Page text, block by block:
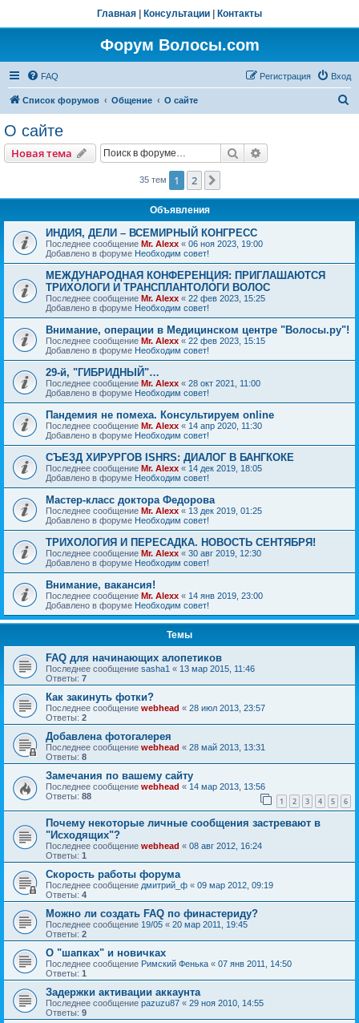
Главная Консультации Контакты
Форум Волосы.com
FAQ Вход
Регистрация
Список форумов Общение О сайте
О сайте
Новая тема Поиск
35 тем 1 2
Объявления
ИНДИЯ, ДЕЛИ – ВСЕМИРНЫЙ КОНГРЕСС
Последнее сообщение Mr. Alexx « 06 ноя 2023, 19:00
Добавлено в форуме Необходим совет!
МЕЖДУНАРОДНАЯ КОНФЕРЕНЦИЯ: ПРИГЛАШАЮТСЯ
ТРИХОЛОГИ И ТРАНСПЛАНТОЛОГИ ВОЛОС
Последнее сообщение Mr. Alexx « 22 фев 2023, 15:25
Добавлено в форуме Необходим совет!
Внимание, операции в Медицинском центре "Волосы.ру"!
Последнее сообщение Mr. Alexx « 22 фев 2023, 15:15
Добавлено в форуме Необходим совет!
29-й, "ГИБРИДНЫЙ"…
Последнее сообщение Mr. Alexx « 28 окт 2021, 11:00
Добавлено в форуме Необходим совет!
Пандемия не помеха. Консультируем online
Последнее сообщение Mr. Alexx « 14 апр 2020, 11:30
Добавлено в форуме Необходим совет!
СЪЕЗД ХИРУРГОВ ISHRS: ДИАЛОГ В БАНГКОКЕ
Последнее сообщение Mr. Alexx « 14 дек 2019, 18:05
Добавлено в форуме Необходим совет!
Мастер-класс доктора Федорова
Последнее сообщение Mr. Alexx « 13 дек 2019, 01:25
Добавлено в форуме Необходим совет!
ТРИХОЛОГИЯ И ПЕРЕСАДКА. НОВОСТЬ СЕНТЯБРЯ!
Последнее сообщение Mr. Alexx « 30 авг 2019, 12:30
Добавлено в форуме Необходим совет!
Внимание, вакансия!
Последнее сообщение Mr. Alexx « 14 янв 2019, 23:00
Добавлено в форуме Необходим совет!
Темы
FAQ для начинающих алопетиков
Последнее сообщение sasha1 « 13 мар 2015, 11:46
Ответы: 7
Как закинуть фотки?
Последнее сообщение webhead « 28 июл 2013, 23:57
Ответы: 2
Добавлена фотогалерея
Последнее сообщение webhead « 28 май 2013, 13:31
Ответы: 8
Замечания по вашему сайту
Последнее сообщение webhead « 14 мар 2013, 13:56
Ответы: 88 1 2 3 4 5 6
Почему некоторые личные сообщения застревают в
"Исходящих"?
Последнее сообщение webhead « 08 авг 2012, 16:24
Ответы: 1
Скорость работы форума
Последнее сообщение дмитрий_ф « 09 мар 2012, 09:19
Ответы: 4
Можно ли создать FAQ по финастериду?
Последнее сообщение 19/05 « 20 мар 2011, 19:45
Ответы: 2
О "шапках" и новичках
Последнее сообщение Римский Фенька « 07 янв 2011, 14:50
Ответы: 1
Задержки активации аккаунта
Последнее сообщение pazuzu87 « 29 ноя 2010, 14:55
Ответы: 9